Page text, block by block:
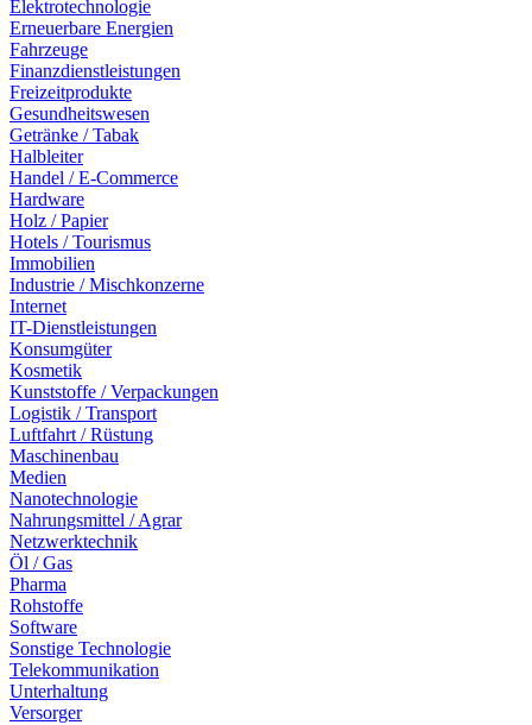
Elektrotechnologie
Erneuerbare Energien
Fahrzeuge
Finanzdienstleistungen
Freizeitprodukte
Gesundheitswesen
Getränke / Tabak
Halbleiter
Handel / E-Commerce
Hardware
Holz / Papier
Hotels / Tourismus
Immobilien
Industrie / Mischkonzerne
Internet
IT-Dienstleistungen
Konsumgüter
Kosmetik
Kunststoffe / Verpackungen
Logistik / Transport
Luftfahrt / Rüstung
Maschinenbau
Medien
Nanotechnologie
Nahrungsmittel / Agrar
Netzwerktechnik
Öl / Gas
Pharma
Rohstoffe
Software
Sonstige Technologie
Telekommunikation
Unterhaltung
Versorger